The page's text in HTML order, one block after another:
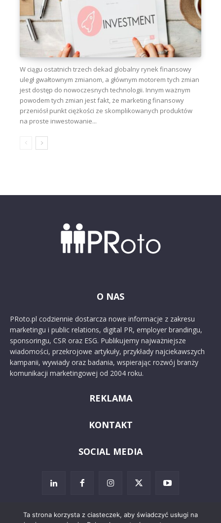
W ciągu ostatnich trzech dekad globalny rynek finansowy
uległ gwałtownym zmianom, a głównym motorem tych zmian
jest dostęp do nowoczesnych technologii. Innym ważnym
powodem tych zmian jest fakt, że marketing finansowy
przeniósł punkt ciężkości ze skomplikowanych produktów
na proste inwestowanie...
O NAS
PRoto.pl codziennie dostarcza nowe informacje z zakresu
marketingu i public relations, digital PR, employer brandingu,
sponsoringu, CSR oraz ESG. Publikujemy najważniejsze
wiadomości, przekrojowe artykuły, przykłady najciekawszych
kampanii, wywiady oraz badania, wspierając rozwój branży
komunikacji marketingowej od 2004 roku.
REKLAMA
KONTAKT
SOCIAL MEDIA
Ta strona korzysta z ciasteczek, aby świadczyć usługi na